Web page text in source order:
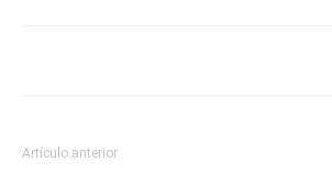
Artículo anterior